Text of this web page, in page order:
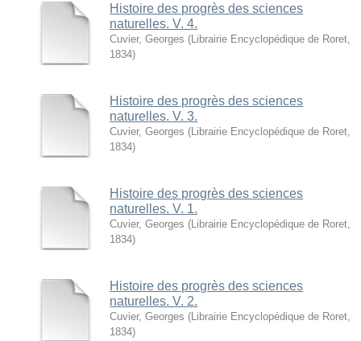
Histoire des progrès des sciences
naturelles. V. 4.
Cuvier, Georges ( Librairie Encyclopédique de Roret
1834)
Histoire des progrès des sciences
naturelles. V. 3.
Cuvier, Georges ( Librairie Encyclopédique de Roret
1834)
Histoire des progrès des sciences
naturelles. V. 1.
Cuvier, Georges ( Librairie Encyclopédique de Roret
1834)
Histoire des progrès des sciences
naturelles. V. 2.
Cuvier, Georges ( Librairie Encyclopédique de Roret
1834)